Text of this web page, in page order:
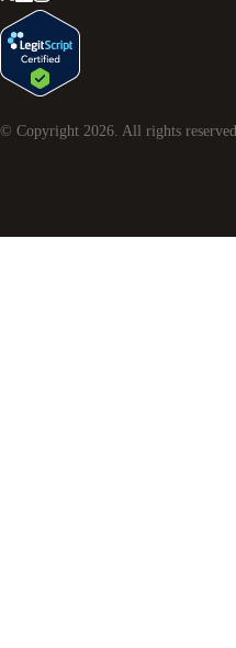
© Copyright 2026 . All rights reserved.